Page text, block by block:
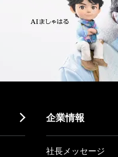
企業情報
社長メッセージ